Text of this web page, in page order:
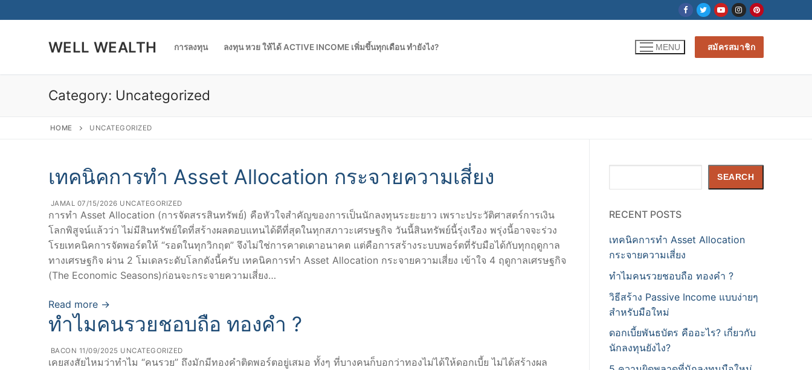
to
WELL WEALTH การลงทุน ลงทุน หวย ให้ได้ ACTIVE INCOME เพิ่มขึ้นทุกเดือน ทำยังไง? MENU สมัครสมาชิก
Category: Uncategorized
HOME UNCATEGORIZED
เทคนิคการทำ Asset Allocation กระจายความเสี่ยง
JAMAL 07/15/2026 UNCATEGORIZED
การทำ Asset Allocation (การจัดสรรสินทรัพย์) คือหัวใจสำคัญของการเป็นนักลงทุนระยะยาว เพราะประวัติศาสตร์การเงิน
โลกพิสูจน์แล้วว่า ไม่มีสินทรัพย์ใดที่สร้างผลตอบแทนได้ดีที่สุดในทุกสภาวะเศรษฐกิจ วันนี้สินทรัพย์นี้รุ่งเรือง พรุ่งนี้อาจจะร่วง
โรยเทคนิคการจัดพอร์ตให้ “รอดในทุกวิกฤต” จึงไม่ใช่การคาดเดาอนาคต แต่คือการสร้างระบบพอร์ตที่รับมือได้กับทุกฤดูกาล
ทางเศรษฐกิจ ผ่าน 2 โมเดลระดับโลกดังนี้ครับ เทคนิคการทำ Asset Allocation กระจายความเสี่ยง เข้าใจ 4 ฤดูกาลเศรษฐกิจ
(The Economic Seasons)ก่อนจะกระจายความเสี่ยง…
Read more →
ทำไมคนรวยชอบถือ ทองคำ ?
BACON 11/09/2025 UNCATEGORIZED
เคยสงสัยไหมว่าทำไม “คนรวย” ถึงมักมีทองคำติดพอร์ตอยู่เสมอ ทั้งๆ ที่บางคนก็บอกว่าทองไม่ได้ให้ดอกเบี้ย ไม่ได้สร้างผล
SEARCH
RECENT POSTS
เทคนิคการทำ Asset Allocation
กระจายความเสี่ยง
ทำไมคนรวยชอบถือ ทองคำ ?
วิธีสร้าง Passive Income แบบง่ายๆ
สำหรับมือใหม่
ดอกเบี้ยพันธบัตร คืออะไร? เกี่ยวกับ
นักลงทุนยังไง?